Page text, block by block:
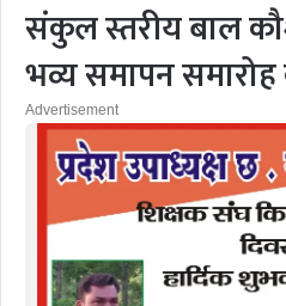
संकुल स्तरीय बाल
भव्य समापन
Advertisement